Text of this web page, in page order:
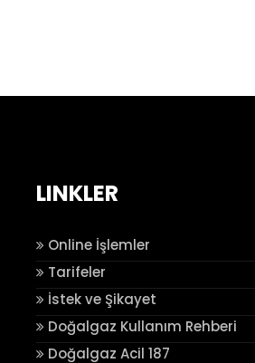
LINKLER
Online İşlemler
Tarifeler
İstek ve Şikayet
Doğalgaz Kullanım Rehberi
Doğalgaz Acil 187